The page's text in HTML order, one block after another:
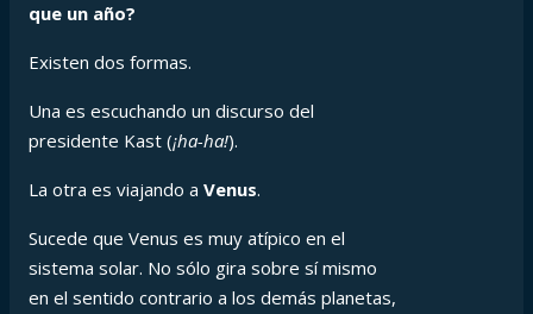
que un año?
Existen dos formas.
Una es escuchando un discurso del
presidente Kast (¡ha-ha!).
La otra es viajando a Venus.
Sucede que Venus es muy atípico en el
sistema solar. No sólo gira sobre sí mismo
en el sentido contrario a los demás planetas,